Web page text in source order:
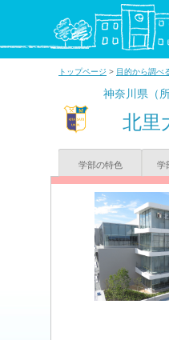
トップページ > 目的から調べ
神奈川県（
北里
学部の特色 学